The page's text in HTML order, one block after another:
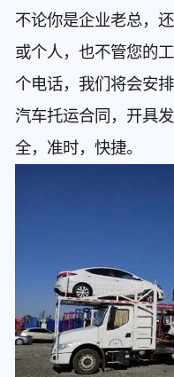
不论你是企业老总，
或个人，也不管您的
个电话，我们将会安
汽车托运合同，开具
全，准时，快捷。